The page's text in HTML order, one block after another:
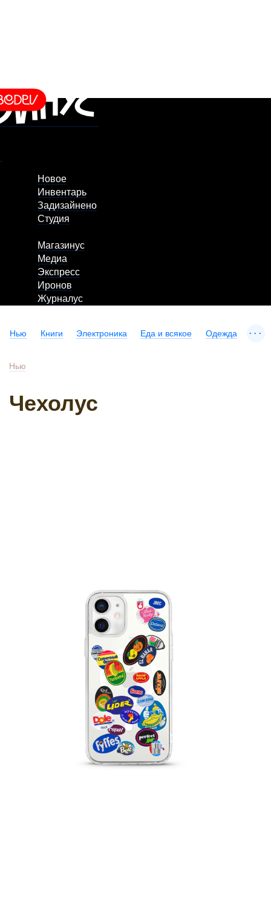
Новое
Инвентарь
Задизайнено
Студия
Магазинус
Медиа
Экспресс
Иронов
Журналус
Нью Книги Электроника Еда и всякое Одежда ...
Нью
Чехолус